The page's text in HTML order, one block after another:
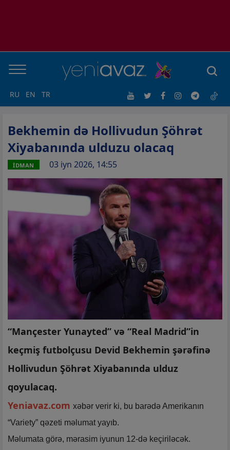
RU EN TR
Bekhemin də Hollivudun Şöhrət
Xiyabanında ulduzu olacaq
İDMAN 03 iyn 2026, 14:55
“Mançester Yunayted” və “Real Madrid”in
keçmiş futbolçusu Devid Bekhemin şərəfinə
Hollivudun Şöhrət Xiyabanında ulduz
qoyulacaq.
Yeniavaz.com xəbər verir ki, bu barədə Amerikanın
“Variety” qəzeti məlumat yayıb.
Məlumata görə, mərasim iyunun 12-də keçiriləcək.